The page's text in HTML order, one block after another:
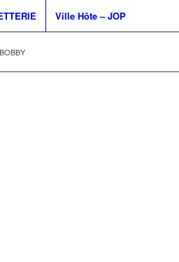
Ville Hôte – JOP